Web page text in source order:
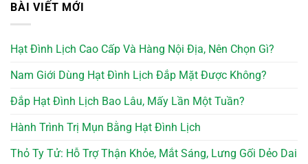
BÀI VIẾT MỚI
Hạt Đình Lịch Cao Cấp Và Hàng Nội Địa, Nên Chọn Gì?
Nam Giới Dùng Hạt Đình Lịch Đắp Mặt Được Không?
Đắp Hạt Đình Lịch Bao Lâu, Mấy Lần Một Tuần?
Hành Trình Trị Mụn Bằng Hạt Đình Lịch
Thỏ Ty Tử: Hỗ Trợ Thận Khỏe, Mắt Sáng, Lưng Gối Dẻo Dai